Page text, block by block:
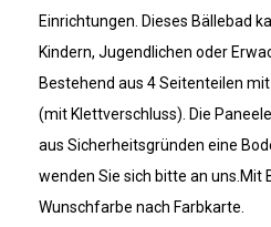
Einrichtungen. Dieses Bällebad
Kindern, Jugendlichen oder
Bestehend aus 4 Seitenteilen
(mit Klettverschluss). Die
aus Sicherheitsgründen eine
wenden Sie sich bitte an uns.Mit
Wunschfarbe nach Farbkarte.